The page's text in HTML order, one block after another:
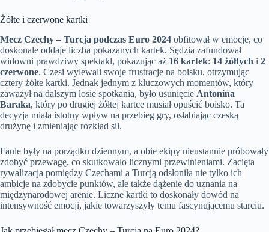
Żółte i czerwone kartki
Mecz Czechy – Turcja podczas Euro 2024 obfitował w emocje, co
doskonale oddaje liczba pokazanych kartek. Sędzia zafundował
widowni prawdziwy spektakl, pokazując aż 16 kartek: 14 żółtych i 2
czerwone. Czesi wylewali swoje frustracje na boisku, otrzymując
cztery żółte kartki. Jednak jednym z kluczowych momentów, który
zaważył na dalszym losie spotkania, było usunięcie Antonina
Baraka, który po drugiej żółtej kartce musiał opuścić boisko. Ta
decyzja miała istotny wpływ na przebieg gry, osłabiając czeską
drużynę i zmieniając rozkład sił.
Faule były na porządku dziennym, a obie ekipy nieustannie próbowały
zdobyć przewagę, co skutkowało licznymi przewinieniami. Zacięta
rywalizacja pomiędzy Czechami a Turcją odsłoniła nie tylko ich
ambicje na zdobycie punktów, ale także dążenie do uznania na
międzynarodowej arenie. Liczne kartki to doskonały dowód na
intensywność emocji, jakie towarzyszyły temu fascynującemu starciu.